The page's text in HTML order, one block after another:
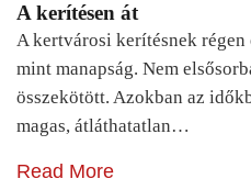
A kerítésen át
A kertvárosi kerítésnek régen
mint manapság. Nem
összekötött. Azokban az
magas, átláthatatlan…
Read More